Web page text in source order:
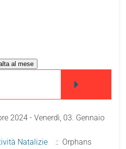
al mese
2024 - Venerdì, 03. Gennaio
Natalizie
:: Orphans